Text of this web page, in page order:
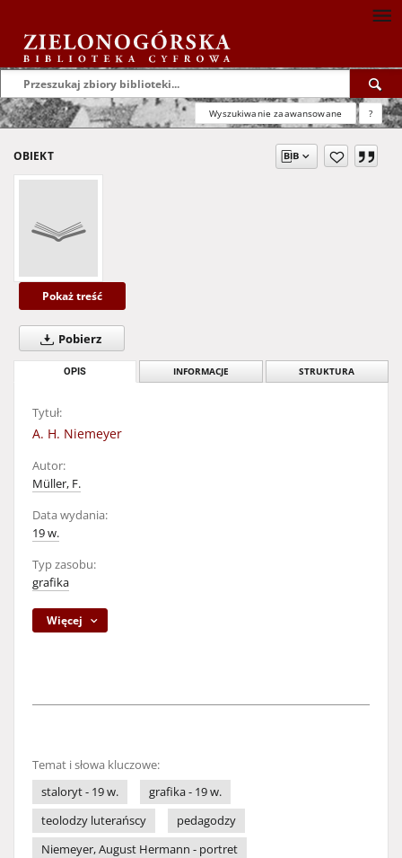
Wyszukiwanie zaawansowane ?
OBIEKT
Pokaż treść
Pobierz
OPIS INFORMACJE STRUKTURA
Tytuł:
A. H. Niemeyer
Autor:
Müller, F.
Data wydania:
19 w.
Typ zasobu:
grafika
Więcej
Temat i słowa kluczowe:
staloryt - 19 w.
grafika - 19 w.
teolodzy luterańscy
pedagodzy
Niemeyer, August Hermann - portret